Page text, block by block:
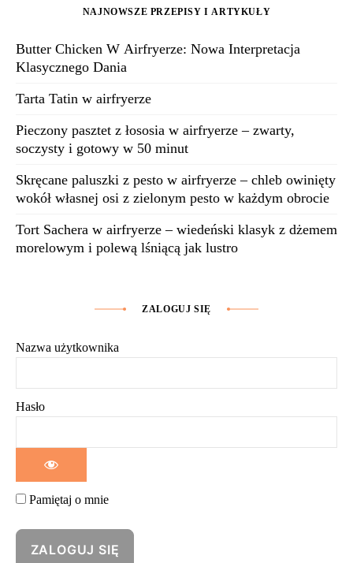
NAJNOWSZE PRZEPISY I ARTYKUŁY
Butter Chicken W Airfryerze: Nowa Interpretacja
Klasycznego Dania
Tarta Tatin w airfryerze
Pieczony pasztet z łososia w airfryerze – zwarty,
soczysty i gotowy w 50 minut
Skręcane paluszki z pesto w airfryerze – chleb owinięty
wokół własnej osi z zielonym pesto w każdym obrocie
Tort Sachera w airfryerze – wiedeński klasyk z dżemem
morelowym i polewą lśniącą jak lustro
ZALOGUJ SIĘ
Nazwa użytkownika
Hasło
Pamiętaj o mnie